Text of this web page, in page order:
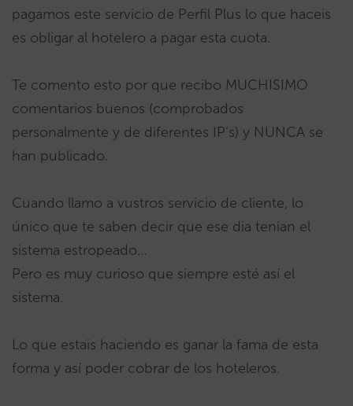
pagamos este servicio de Perfil Plus lo que haceis
es obligar al hotelero a pagar esta cuota.
Te comento esto por que recibo MUCHISIMO
comentarios buenos (comprobados
personalmente y de diferentes IP’s) y NUNCA se
han publicado.
Cuando llamo a vustros servicio de cliente, lo
único que te saben decir que ese dia tenian el
sistema estropeado…
Pero es muy curioso que siempre esté así el
sistema.
Lo que estais haciendo es ganar la fama de esta
forma y así poder cobrar de los hoteleros.